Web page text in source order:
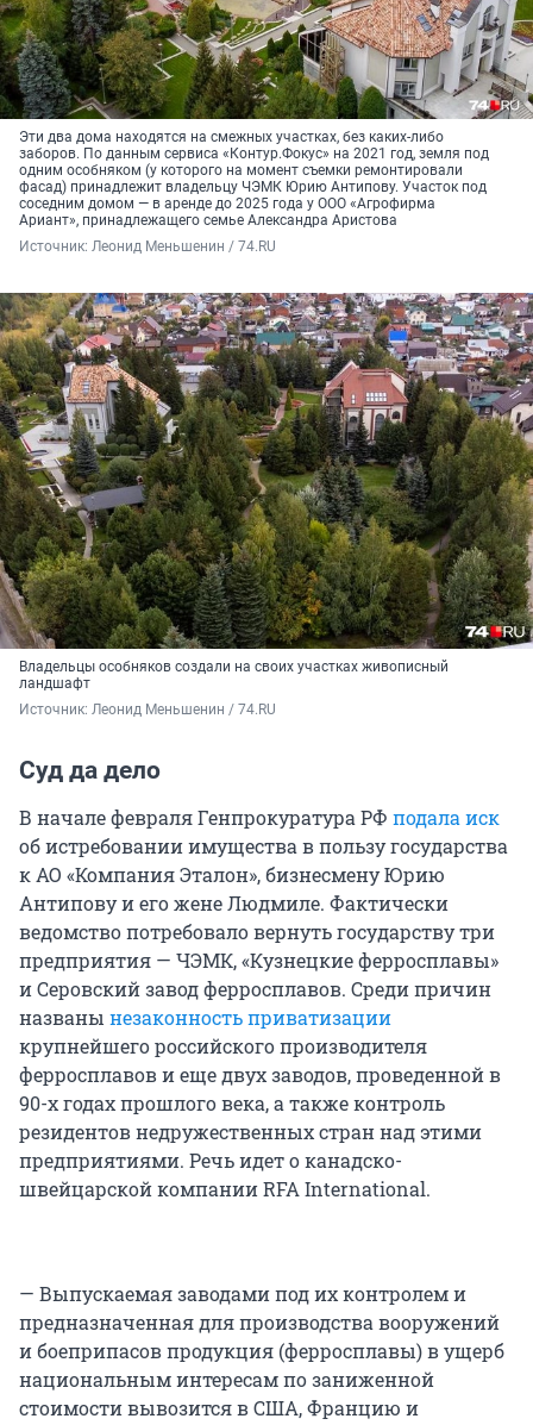
Эти два дома находятся на смежных участках, без каких-либо
заборов. По данным сервиса «Контур.Фокус» на 2021 год, земля под
одним особняком (у которого на момент съемки ремонтировали
фасад) принадлежит владельцу ЧЭМК Юрию Антипову. Участок под
соседним домом — в аренде до 2025 года у ООО «Агрофирма
Ариант», принадлежащего семье Александра Аристова
Источник: Леонид Меньшенин / 74.RU
Владельцы особняков создали на своих участках живописный
ландшафт
Источник: Леонид Меньшенин / 74.RU
Суд да дело
В начале февраля Генпрокуратура РФ подала иск
об истребовании имущества в пользу государства
к АО «Компания Эталон», бизнесмену Юрию
Антипову и его жене Людмиле. Фактически
ведомство потребовало вернуть государству три
предприятия — ЧЭМК, «Кузнецкие ферросплавы»
и Серовский завод ферросплавов. Среди причин
названы незаконность приватизации
крупнейшего российского производителя
ферросплавов и еще двух заводов, проведенной в
90-х годах прошлого века, а также контроль
резидентов недружественных стран над этими
предприятиями. Речь идет о канадско-
швейцарской компании RFA International.
— Выпускаемая заводами под их контролем и
предназначенная для производства вооружений
и боеприпасов продукция (ферросплавы) в ущерб
национальным интересам по заниженной
стоимости вывозится в США, Францию и